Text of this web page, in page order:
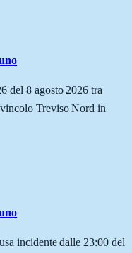
del 8 agosto 2026 tra
Treviso Nord in
incidente dalle 23:00 del